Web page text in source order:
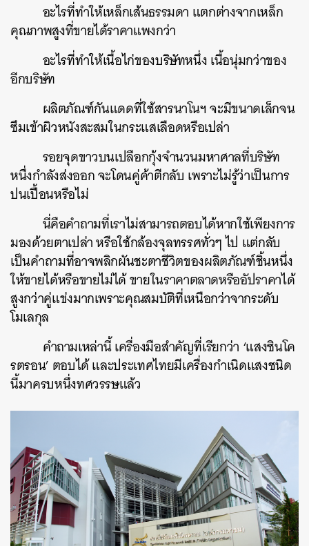
อะไรที่ทำให้เหล็กเส้นธรรมดา แตกต่างจากเหล็ก
คุณภาพสูงที่ขายได้ราคาแพงกว่า
อะไรที่ทำให้เนื้อไก่ของบริษัทหนึ่ง เนื้อนุ่มกว่าของ
อีกบริษัท
ผลิตภัณฑ์กันแดดที่ใช้สารนาโนฯ จะมีขนาดเล็กจน
ซึมเข้าผิวหนังสะสมในกระแสเลือดหรือเปล่า
รอยจุดขาวบนเปลือกกุ้งจำนวนมหาศาลที่บริษัท
หนึ่งกำลังส่งออก จะโดนคู่ค้าตีกลับ เพราะไม่รู้ว่าเป็นการ
ปนเปื้อนหรือไม่
นี่คือคำถามที่เราไม่สามารถตอบได้หากใช้เพียงการ
มองด้วยตาเปล่า หรือใช้กล้องจุลทรรศทั่วๆ ไป แต่กลับ
เป็นคำถามที่อาจพลิกผันชะตาชีวิตของผลิตภัณฑ์ชิ้นหนึ่ง
ให้ขายได้หรือขายไม่ได้ ขายในราคาตลาดหรืออัปราคาได้
สูงกว่าคู่แข่งมากเพราะคุณสมบัติที่เหนือกว่าจากระดับ
โมเลกุล
คำถามเหล่านี้ เครื่องมือสำคัญที่เรียกว่า ‘แสงซินโค
รตรอน’ ตอบได้ และประเทศไทยมีเครื่องกำเนิดแสงชนิด
นี้มาครบหนึ่งทศวรรษแล้ว